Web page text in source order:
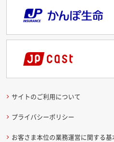
サイトのご利用について
プライバシーポリシー
お客さま本位の業務運営に関する基